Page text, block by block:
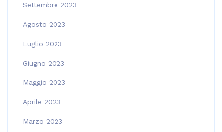
Settembre 2023
Agosto 2023
Luglio 2023
Giugno 2023
Maggio 2023
Aprile 2023
Marzo 2023